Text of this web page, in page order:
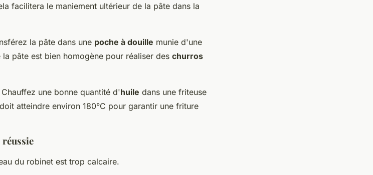
facilitera le maniement ultérieur de la pâte dans la
la pâte dans une poche à douille munie d'une
pâte est bien homogène pour réaliser des churros
Chauffez une bonne quantité d'huile dans une friteuse
atteindre environ 180°C pour garantir une friture
réussie
du robinet est trop calcaire.